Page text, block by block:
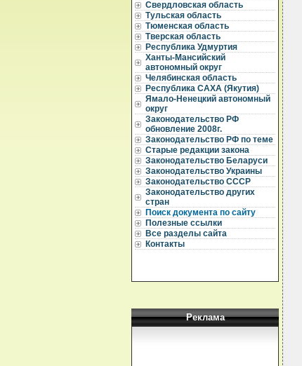
Свердловская область
Тульская область
Тюменская область
Тверская область
Республика Удмуртия
Ханты-Мансийский
автономный округ
Челябинская область
Республика САХА (Якутия)
Ямало-Ненецкий автономный
округ
Законодательство РФ
обновление 2008г.
Законодательство РФ по теме
Старые редакции закона
Законодательство Беларуси
Законодательство Украины
Законодательство СССР
Законодательство других
стран
Поиск документа по сайту
Полезные ссылки
Все разделы сайта
Контакты
Реклама